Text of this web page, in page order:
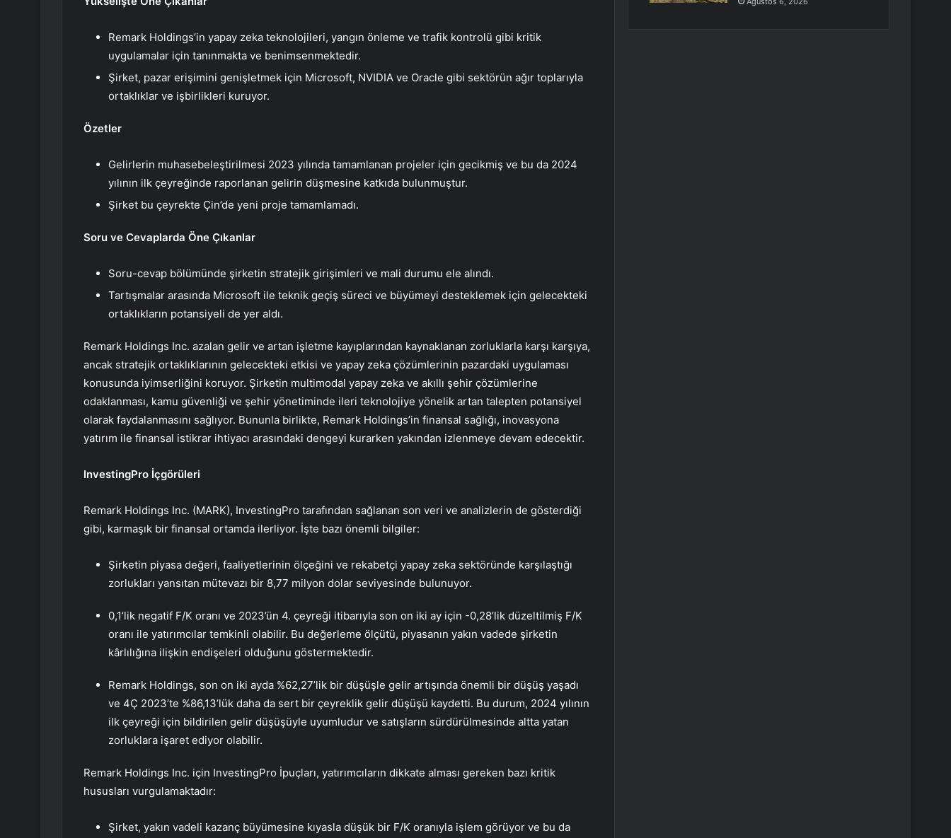
Remark Holdings’in yapay zeka teknolojileri, yangın önleme ve trafik kontrolü gibi kritik
uygulamalar için tanınmakta ve benimsenmektedir.
Şirket, pazar erişimini genişletmek için Microsoft, NVIDIA ve Oracle gibi sektörün ağır toplarıyla
ortaklıklar ve işbirlikleri kuruyor.
Özetler
Gelirlerin muhasebeleştirilmesi 2023 yılında tamamlanan projeler için gecikmiş ve bu da 2024
yılının ilk çeyreğinde raporlanan gelirin düşmesine katkıda bulunmuştur.
Şirket bu çeyrekte Çin’de yeni proje tamamlamadı.
Soru ve Cevaplarda Öne Çıkanlar
Soru-cevap bölümünde şirketin stratejik girişimleri ve mali durumu ele alındı.
Tartışmalar arasında Microsoft ile teknik geçiş süreci ve büyümeyi desteklemek için gelecekteki
ortaklıkların potansiyeli de yer aldı.
Remark Holdings Inc. azalan gelir ve artan işletme kayıplarından kaynaklanan zorluklarla karşı karşıya,
ancak stratejik ortaklıklarının gelecekteki etkisi ve yapay zeka çözümlerinin pazardaki uygulaması
konusunda iyimserliğini koruyor. Şirketin multimodal yapay zeka ve akıllı şehir çözümlerine
odaklanması, kamu güvenliği ve şehir yönetiminde ileri teknolojiye yönelik artan talepten potansiyel
olarak faydalanmasını sağlıyor. Bununla birlikte, Remark Holdings’in finansal sağlığı, inovasyona
yatırım ile finansal istikrar ihtiyacı arasındaki dengeyi kurarken yakından izlenmeye devam edecektir.
InvestingPro İçgörüleri
Remark Holdings Inc. (MARK), InvestingPro tarafından sağlanan son veri ve analizlerin de gösterdiği
gibi, karmaşık bir finansal ortamda ilerliyor. İşte bazı önemli bilgiler:
Şirketin piyasa değeri, faaliyetlerinin ölçeğini ve rekabetçi yapay zeka sektöründe karşılaştığı
zorlukları yansıtan mütevazı bir 8,77 milyon dolar seviyesinde bulunuyor.
0,1’lik negatif F/K oranı ve 2023’ün 4. çeyreği itibarıyla son on iki ay için -0,28’lik düzeltilmiş F/K
oranı ile yatırımcılar temkinli olabilir. Bu değerleme ölçütü, piyasanın yakın vadede şirketin
kârlılığına ilişkin endişeleri olduğunu göstermektedir.
Remark Holdings, son on iki ayda %62,27’lik bir düşüşle gelir artışında önemli bir düşüş yaşadı
ve 4Ç 2023’te %86,13’lük daha da sert bir çeyreklik gelir düşüşü kaydetti. Bu durum, 2024 yılının
ilk çeyreği için bildirilen gelir düşüşüyle uyumludur ve satışların sürdürülmesinde altta yatan
zorluklara işaret ediyor olabilir.
Remark Holdings Inc. için InvestingPro İpuçları, yatırımcıların dikkate alması gereken bazı kritik
hususları vurgulamaktadır:
Şirket, yakın vadeli kazanç büyümesine kıyasla düşük bir F/K oranıyla işlem görüyor ve bu da